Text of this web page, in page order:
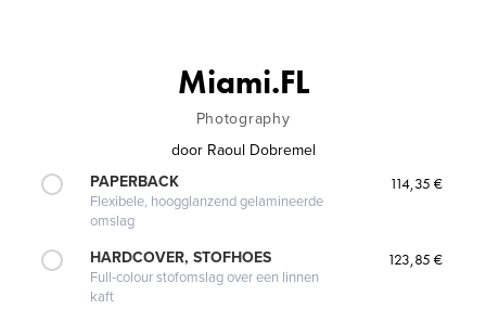
Miami.FL
Photography
door Raoul Dobremel
PAPERBACK
Flexibele, hoogglanzend gelamineerde
omslag
114,35 €
HARDCOVER, STOFHOES
Full-colour stofomslag over een linnen
kaft
123,85 €